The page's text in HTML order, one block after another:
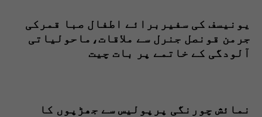
یونیسف کی سفیربرائے اطفال صبا قمرکی
جرمن قونصل جنرل سے ملاقات،ماحولیاتی
آلودگی کے خاتمے پر بات چیت
نمائش چورنگی پرپولیس سے جھڑپوں کا